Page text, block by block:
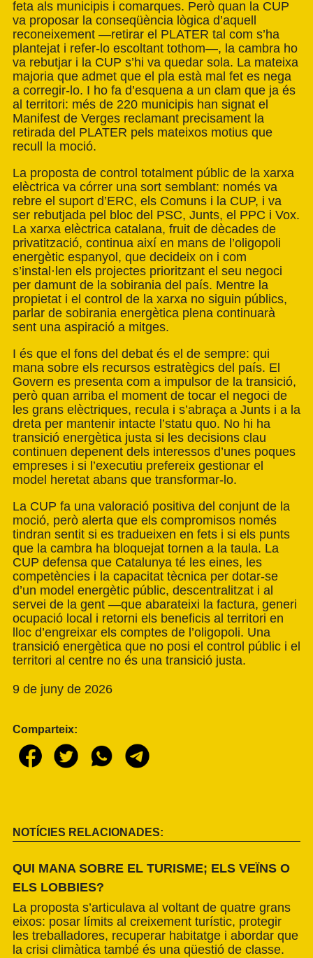
feta als municipis i comarques. Però quan la CUP
va proposar la conseqüència lògica d’aquell
reconeixement —retirar el PLATER tal com s’ha
plantejat i refer-lo escoltant tothom—, la cambra ho
va rebutjar i la CUP s’hi va quedar sola. La mateixa
majoria que admet que el pla està mal fet es nega
a corregir-lo. I ho fa d’esquena a un clam que ja és
al territori: més de 220 municipis han signat el
Manifest de Verges reclamant precisament la
retirada del PLATER pels mateixos motius que
recull la moció.
La proposta de control totalment públic de la xarxa
elèctrica va córrer una sort semblant: només va
rebre el suport d’ERC, els Comuns i la CUP, i va
ser rebutjada pel bloc del PSC, Junts, el PPC i Vox.
La xarxa elèctrica catalana, fruit de dècades de
privatització, continua així en mans de l’oligopoli
energètic espanyol, que decideix on i com
s’instal·len els projectes prioritzant el seu negoci
per damunt de la sobirania del país. Mentre la
propietat i el control de la xarxa no siguin públics,
parlar de sobirania energètica plena continuarà
sent una aspiració a mitges.
I és que el fons del debat és el de sempre: qui
mana sobre els recursos estratègics del país. El
Govern es presenta com a impulsor de la transició,
però quan arriba el moment de tocar el negoci de
les grans elèctriques, recula i s’abraça a Junts i a la
dreta per mantenir intacte l’statu quo. No hi ha
transició energètica justa si les decisions clau
continuen depenent dels interessos d’unes poques
empreses i si l’executiu prefereix gestionar el
model heretat abans que transformar-lo.
La CUP fa una valoració positiva del conjunt de la
moció, però alerta que els compromisos només
tindran sentit si es tradueixen en fets i si els punts
que la cambra ha bloquejat tornen a la taula. La
CUP defensa que Catalunya té les eines, les
competències i la capacitat tècnica per dotar-se
d’un model energètic públic, descentralitzat i al
servei de la gent —que abarateixi la factura, generi
ocupació local i retorni els beneficis al territori en
lloc d’engreixar els comptes de l’oligopoli. Una
transició energètica que no posi el control públic i el
territori al centre no és una transició justa.
9 de juny de 2026
Comparteix:
NOTÍCIES RELACIONADES:
QUI MANA SOBRE EL TURISME; ELS VEÏNS O
ELS LOBBIES?
La proposta s’articulava al voltant de quatre grans
eixos: posar límits al creixement turístic, protegir
les treballadores, recuperar habitatge i abordar que
la crisi climàtica també és una qüestió de classe.